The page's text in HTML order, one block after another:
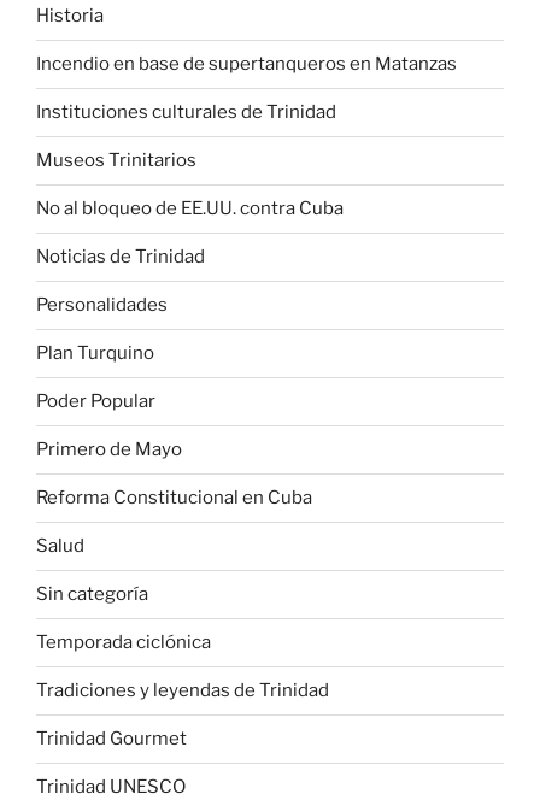
Historia
Incendio en base de supertanqueros en Matanzas
Instituciones culturales de Trinidad
Museos Trinitarios
No al bloqueo de EE.UU. contra Cuba
Noticias de Trinidad
Personalidades
Plan Turquino
Poder Popular
Primero de Mayo
Reforma Constitucional en Cuba
Salud
Sin categoría
Temporada ciclónica
Tradiciones y leyendas de Trinidad
Trinidad Gourmet
Trinidad UNESCO